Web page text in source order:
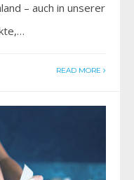
– auch in unserer
READ MORE